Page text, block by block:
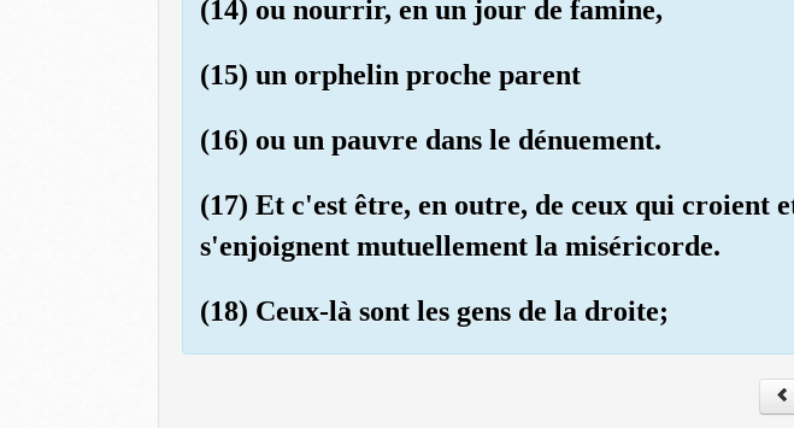
(14) ou nourrir, en un jour de famine,
(15) un orphelin proche parent
(16) ou un pauvre dans le dénuement.
(17) Et c'est être, en outre, de ceux qui croient
s'enjoignent mutuellement la miséricorde.
(18) Ceux-là sont les gens de la droite;